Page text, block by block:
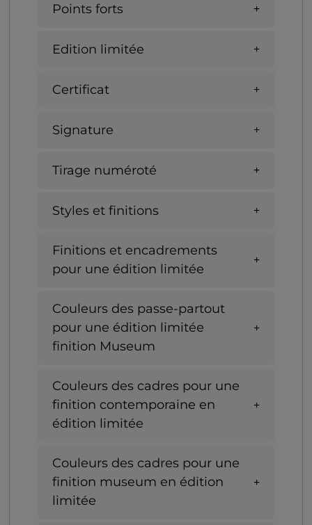
Points forts
Edition limitée
Certificat
Signature
Tirage numéroté
Styles et finitions
Finitions et encadrements
pour une édition limitée
Couleurs des passe-partout
pour une édition limitée
finition Museum
Couleurs des cadres pour une
finition contemporaine en
édition limitée
Couleurs des cadres pour une
finition museum en édition
limitée